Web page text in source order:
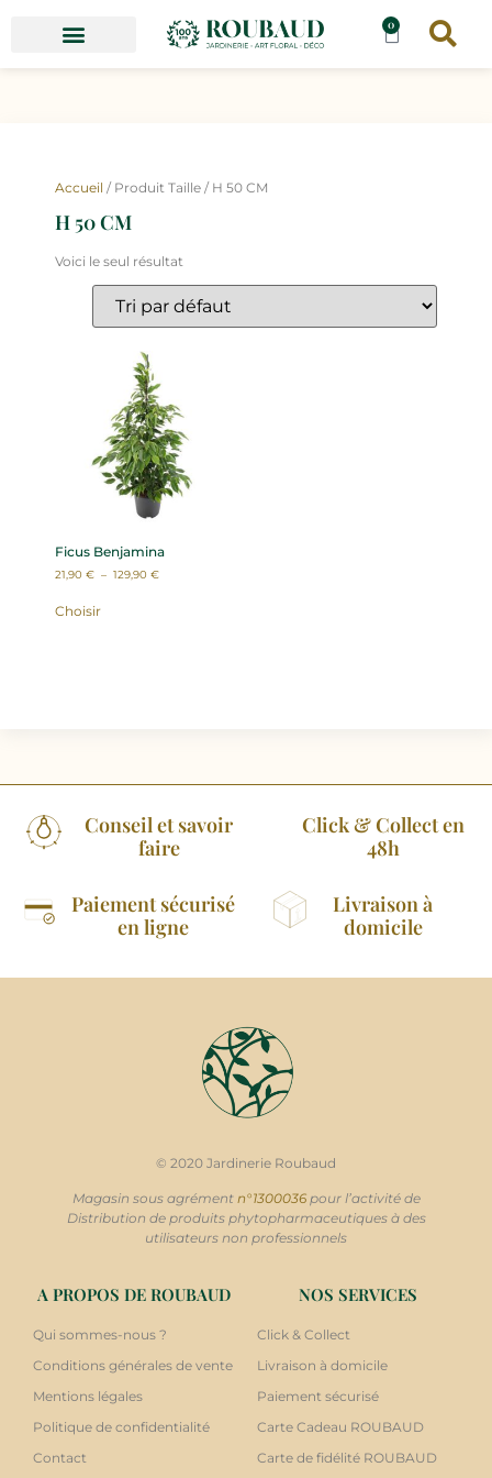
0
Accueil / Produit Taille / H 50 CM
H 50 CM
Voici le seul résultat
Ficus Benjamina
21,90 € – 129,90 €
Choisir
Conseil et savoir
faire
Click & Collect en
48h
Paiement sécurisé
en ligne
Livraison à
domicile
© 2020 Jardinerie Roubaud
Magasin sous agrément n°1300036pour l’activité de
Distribution de produits phytopharmaceutiques à des
utilisateurs non professionnels
A PROPOS DE ROUBAUD
Qui sommes-nous ?
Conditions générales de vente
Mentions légales
Politique de confidentialité
Contact
NOS SERVICES
Click & Collect
Livraison à domicile
Paiement sécurisé
Carte Cadeau ROUBAUD
Carte de fidélité ROUBAUD